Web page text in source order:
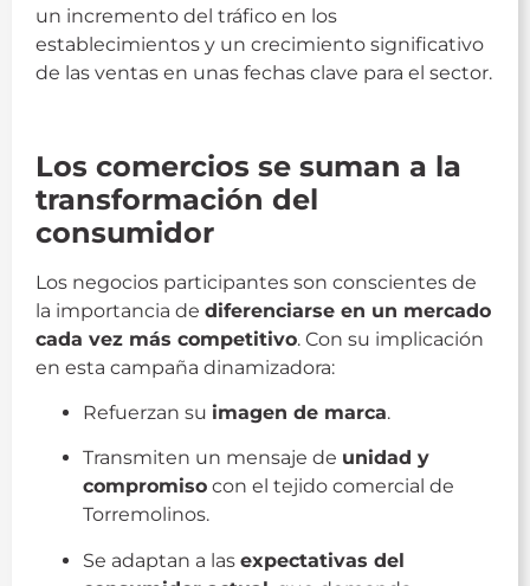
un incremento del tráfico en los
establecimientos y un crecimiento significativo
de las ventas en unas fechas clave para el sector.
Los comercios se suman a la
transformación del
consumidor
Los negocios participantes son conscientes de
la importancia de diferenciarse en un mercado
cada vez más competitivo. Con su implicación
en esta campaña dinamizadora:
Refuerzan su imagen de marca.
Transmiten un mensaje de unidad y
compromiso con el tejido comercial de
Torremolinos.
Se adaptan a las expectativas del